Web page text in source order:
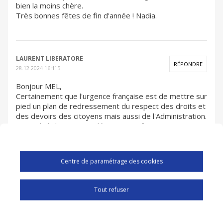
bien la moins chère.
Très bonnes fêtes de fin d'année ! Nadia.
LAURENT LIBERATORE
28.12.2024 16H15
RÉPONDRE
Bonjour MEL,
Certainement que l'urgence française est de mettre sur
pied un plan de redressement du respect des droits et
des devoirs des citoyens mais aussi de l'Administration.
L'actualité de Mayotte démontre un fonctionnement
Cette question est stratégique pour le développement
économique hors de France, pour le respect des
l'engagement de la France dans les 17 objectifs de
Centre de paramétrage des cookies
Tout refuser